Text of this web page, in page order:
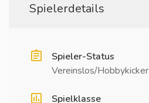
Spielerdetails
Spieler-Status
Vereinslos/Hobbykicker
Spielklasse